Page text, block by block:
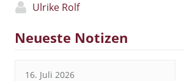
Ulrike Rolf
Neueste Notizen
16. Juli 2026